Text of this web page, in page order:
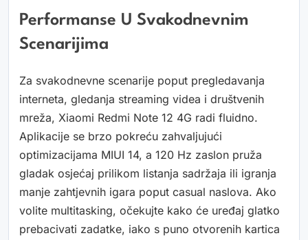
Performanse U Svakodnevnim
Scenarijima
Za svakodnevne scenarije poput pregledavanja
interneta, gledanja streaming videa i društvenih
mreža, Xiaomi Redmi Note 12 4G radi fluidno.
Aplikacije se brzo pokreću zahvaljujući
optimizacijama MIUI 14, a 120 Hz zaslon pruža
gladak osjećaj prilikom listanja sadržaja ili igranja
manje zahtjevnih igara poput casual naslova. Ako
volite multitasking, očekujte kako će uređaj glatko
prebacivati zadatke, iako s puno otvorenih kartica